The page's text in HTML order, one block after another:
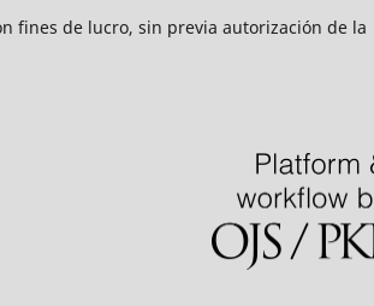
fines de lucro, sin previa autorización de la